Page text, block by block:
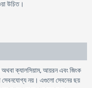
উচিত।
অথবা ক্যালসিয়াম, আয়রন এবং জিংক
নয়। এগুলো সেবনের ছয়